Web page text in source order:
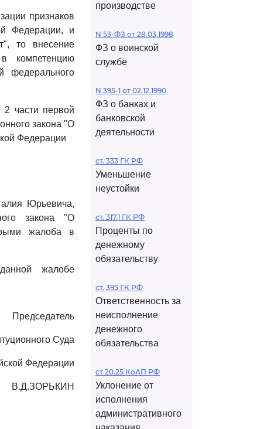
признаков
Федерации, и
то внесение
компетенцию
федерального
2 части первой
закона "О
Федерации
Юрьевича,
закона "О
жалоба в
жалобе
Председатель
Суда
Федерации
В.Д.ЗОРЬКИН
производстве
N 53-ФЗ от 28.03.1998
ФЗ о воинской
службе
N 395-1 от 02.12.1990
ФЗ о банках и
банковской
деятельности
ст. 333 ГК РФ
Уменьшение
неустойки
ст. 317.1 ГК РФ
Проценты по
денежному
обязательству
ст. 395 ГК РФ
Ответственность за
неисполнение
денежного
обязательства
ст 20.25 КоАП РФ
Уклонение от
исполнения
административного